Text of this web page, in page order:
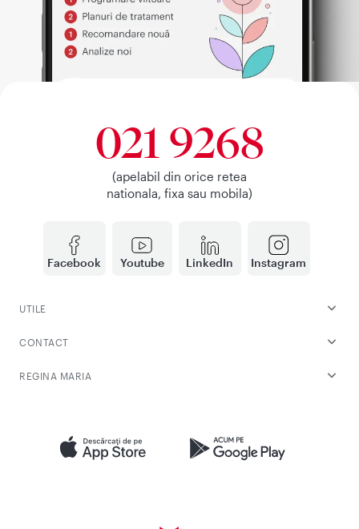
Facebook Youtube LinkedIn Instagram
021 9268
(apelabil din orice retea
nationala, fixa sau mobila)
UTILE
CONTACT
REGINA MARIA